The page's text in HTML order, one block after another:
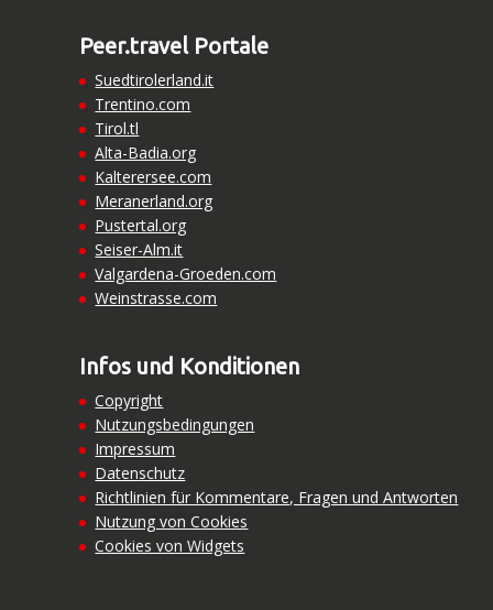
Peer.travel Portale
Suedtirolerland.it
Trentino.com
Tirol.tl
Alta-Badia.org
Kalterersee.com
Meranerland.org
Pustertal.org
Seiser-Alm.it
Valgardena-Groeden.com
Weinstrasse.com
Infos und Konditionen
Copyright
Nutzungsbedingungen
Impressum
Datenschutz
Richtlinien für Kommentare, Fragen und Antworten
Nutzung von Cookies
Cookies von Widgets